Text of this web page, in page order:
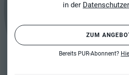
in der
ZUM
Bereits PUR-Abonnent?